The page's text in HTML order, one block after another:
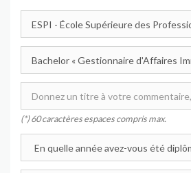
(*) 60 caractères espaces compris max.